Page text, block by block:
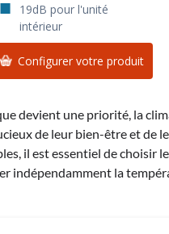
19dB pour l'unité
intérieur
Configurer votre produit
devient une priorité, la
de leur bien-être et de
il est essentiel de choisir le
indépendamment la